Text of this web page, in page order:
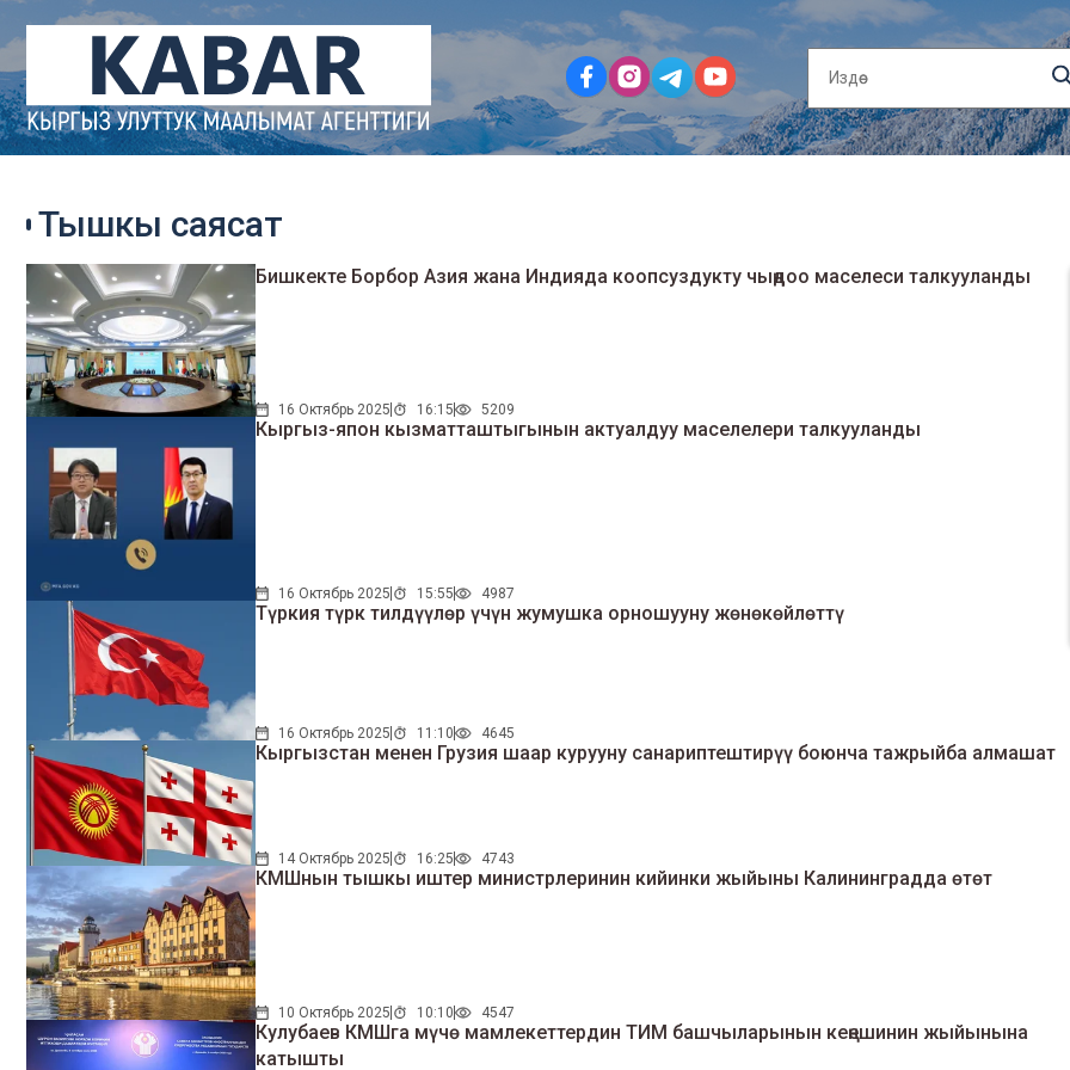
Тышкы саясат
Бишкекте Борбор Азия жана Индияда коопсуздукту чыңдоо маселеси талкууланды
16 Октябрь 2025 16:15 5209
Кыргыз-япон кызматташтыгынын актуалдуу маселелери талкууланды
16 Октябрь 2025 15:55 4987
Түркия түрк тилдүүлөр үчүн жумушка орношууну жөнөкөйлөттү
16 Октябрь 2025 11:10 4645
Кыргызстан менен Грузия шаар курууну санариптештирүү боюнча тажрыйба алмашат
14 Октябрь 2025 16:25 4743
КМШнын тышкы иштер министрлеринин кийинки жыйыны Калининградда өтөт
10 Октябрь 2025 10:10 4547
Кулубаев КМШга мүчө мамлекеттердин ТИМ башчыларынын кеңешинин жыйынына
катышты